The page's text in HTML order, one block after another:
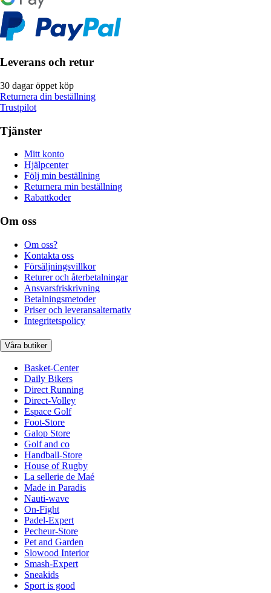
Leverans och retur
30 dagar öppet köp
Returnera din beställning
Trustpilot
Tjänster
Mitt konto
Hjälpcenter
Följ min beställning
Returnera min beställning
Rabattkoder
Om oss
Om oss?
Kontakta oss
Försäljningsvillkor
Returer och återbetalningar
Ansvarsfriskrivning
Betalningsmetoder
Priser och leveransalternativ
Integritetspolicy
Våra butiker
Basket-Center
Daily Bikers
Direct Running
Direct-Volley
Espace Golf
Foot-Store
Galop Store
Golf and co
Handball-Store
House of Rugby
La sellerie de Maé
Made in Paradis
Nauti-wave
On-Fight
Padel-Expert
Pecheur-Store
Pet and Garden
Slowood Interior
Smash-Expert
Sneakids
Sport is good